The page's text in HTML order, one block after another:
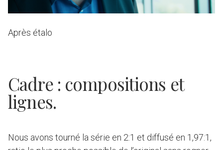
Après étalo
Cadre : compositions et
lignes.
Nous avons tourné la série en 2:1 et diffusé en 1,97:1,